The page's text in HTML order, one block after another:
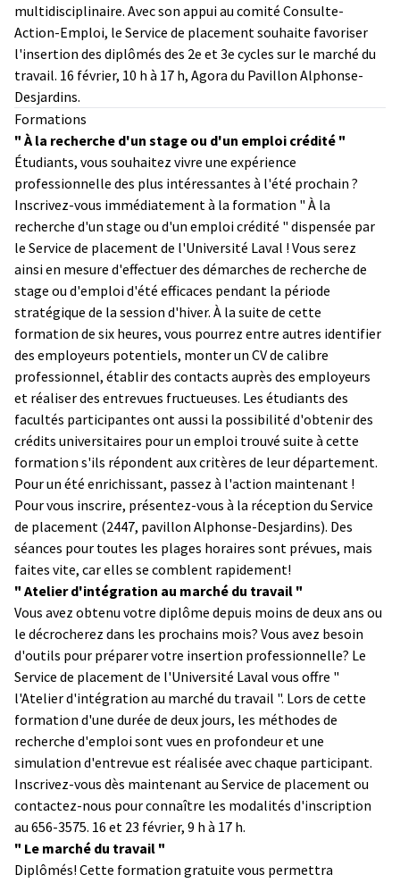
multidisciplinaire. Avec son appui au comité Consulte-
Action-Emploi, le Service de placement souhaite favoriser
l'insertion des diplômés des 2e et 3e cycles sur le marché du
travail. 16 février, 10 h à 17 h, Agora du Pavillon Alphonse-
Desjardins.
Formations
" À la recherche d'un stage ou d'un emploi crédité "
Étudiants, vous souhaitez vivre une expérience
professionnelle des plus intéressantes à l'été prochain ?
Inscrivez-vous immédiatement à la formation " À la
recherche d'un stage ou d'un emploi crédité " dispensée par
le Service de placement de l'Université Laval ! Vous serez
ainsi en mesure d'effectuer des démarches de recherche de
stage ou d'emploi d'été efficaces pendant la période
stratégique de la session d'hiver. À la suite de cette
formation de six heures, vous pourrez entre autres identifier
des employeurs potentiels, monter un CV de calibre
professionnel, établir des contacts auprès des employeurs
et réaliser des entrevues fructueuses. Les étudiants des
facultés participantes ont aussi la possibilité d'obtenir des
crédits universitaires pour un emploi trouvé suite à cette
formation s'ils répondent aux critères de leur département.
Pour un été enrichissant, passez à l'action maintenant !
Pour vous inscrire, présentez-vous à la réception du Service
de placement (2447, pavillon Alphonse-Desjardins). Des
séances pour toutes les plages horaires sont prévues, mais
faites vite, car elles se comblent rapidement!
" Atelier d'intégration au marché du travail "
Vous avez obtenu votre diplôme depuis moins de deux ans ou
le décrocherez dans les prochains mois? Vous avez besoin
d'outils pour préparer votre insertion professionnelle? Le
Service de placement de l'Université Laval vous offre "
l'Atelier d'intégration au marché du travail ". Lors de cette
formation d'une durée de deux jours, les méthodes de
recherche d'emploi sont vues en profondeur et une
simulation d'entrevue est réalisée avec chaque participant.
Inscrivez-vous dès maintenant au Service de placement ou
contactez-nous pour connaître les modalités d'inscription
au 656-3575. 16 et 23 février, 9 h à 17 h.
" Le marché du travail "
Diplômés! Cette formation gratuite vous permettra